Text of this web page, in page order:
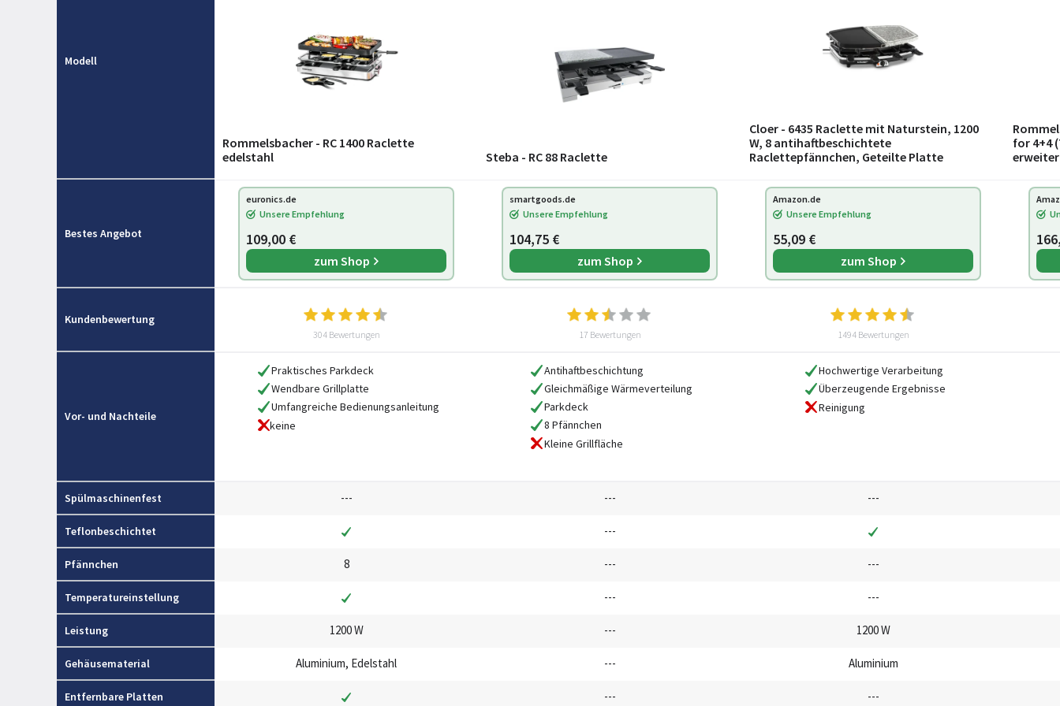
Modell
Rommelsbacher - RC 1400 Raclette
edelstahl
Steba - RC 88 Raclette
Cloer - 6435 Raclette mit Naturstein, 1200
W, 8 antihaftbeschichtete
Raclettepfännchen, Geteilte Platte
for 4+4
Bestes Angebot
euronics.de
Unsere Empfehlung
109,00 €
zum Shop
smartgoods.de
Unsere Empfehlung
104,75 €
zum Shop
Amazon.de
Unsere Empfehlung
55,09 €
zum Shop
Kundenbewertung
304 Bewertungen 17 Bewertungen 1494 Bewertungen
Vor- und Nachteile
Praktisches Parkdeck
Wendbare Grillplatte
Umfangreiche Bedienungsanleitung
keine
Antihaftbeschichtung
Gleichmäßige Wärmeverteilung
Parkdeck
8 Pfännchen
Kleine Grillfläche
Hochwertige Verarbeitung
Überzeugende Ergebnisse
Reinigung
Spülmaschinenfest --- --- ---
Teflonbeschichtet ---
Pfännchen 8 --- ---
Temperatureinstellung --- ---
Leistung 1200 W --- 1200 W
Gehäusematerial Aluminium, Edelstahl --- Aluminium
Entfernbare Platten --- ---